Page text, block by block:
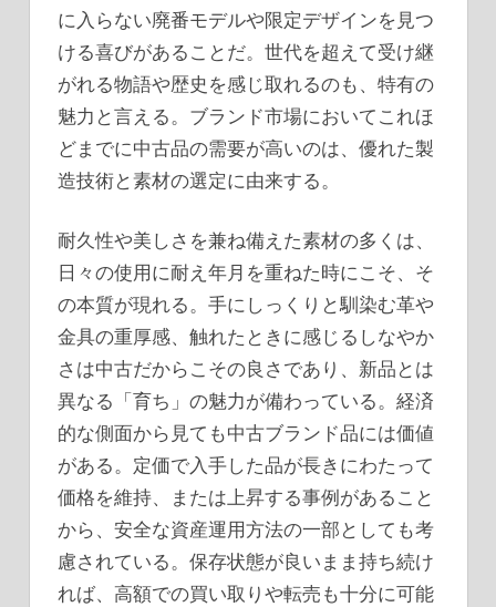
に入らない廃番モデルや限定デザインを見つ
ける喜びがあることだ。世代を超えて受け継
がれる物語や歴史を感じ取れるのも、特有の
魅力と言える。ブランド市場においてこれほ
どまでに中古品の需要が高いのは、優れた製
造技術と素材の選定に由来する。
耐久性や美しさを兼ね備えた素材の多くは、
日々の使用に耐え年月を重ねた時にこそ、そ
の本質が現れる。手にしっくりと馴染む革や
金具の重厚感、触れたときに感じるしなやか
さは中古だからこその良さであり、新品とは
異なる「育ち」の魅力が備わっている。経済
的な側面から見ても中古ブランド品には価値
がある。定価で入手した品が長きにわたって
価格を維持、または上昇する事例があること
から、安全な資産運用方法の一部としても考
慮されている。保存状態が良いまま持ち続け
れば、高額での買い取りや転売も十分に可能